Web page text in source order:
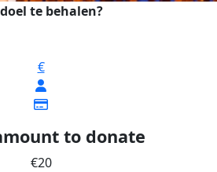
te behalen?
€
to donate
€20